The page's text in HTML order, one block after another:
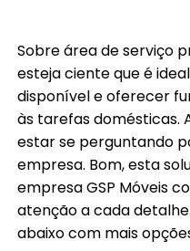
Sobre área de serviço
esteja ciente que é
disponível e oferecer
às tarefas domésticas.
estar se perguntando
empresa. Bom, esta
empresa GSP Móveis
atenção a cada
abaixo com mais